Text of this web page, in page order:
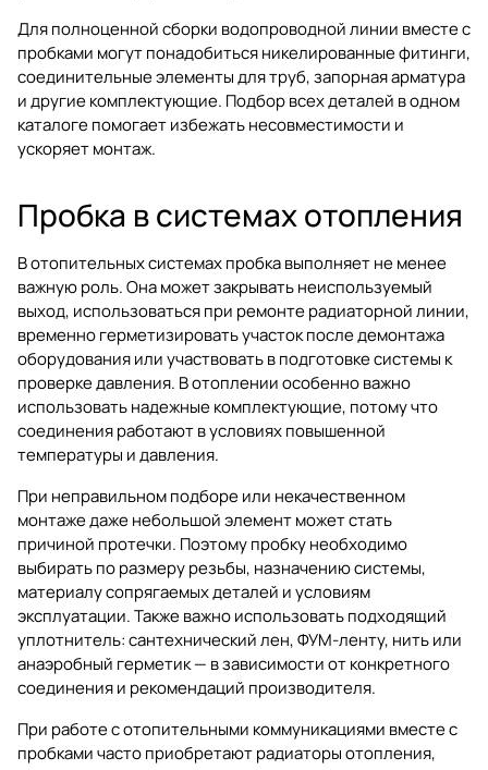
Для полноценной сборки водопроводной линии вместе с
пробками могут понадобитьсяникелированные фитинги,
соединительные элементы для труб,запорная арматура
и другие комплектующие. Подбор всех деталей в одном
каталоге помогает избежать несовместимости и
ускоряет монтаж.
Пробка в системах отопления
В отопительных системах пробка выполняет не менее
важную роль. Она может закрывать неиспользуемый
выход, использоваться при ремонте радиаторной линии,
временно герметизировать участок после демонтажа
оборудования или участвовать в подготовке системы к
проверке давления. В отоплении особенно важно
использовать надежные комплектующие, потому что
соединения работают в условиях повышенной
температуры и давления.
При неправильном подборе или некачественном
монтаже даже небольшой элемент может стать
причиной протечки. Поэтому пробку необходимо
выбирать по размеру резьбы, назначению системы,
материалу сопрягаемых деталей и условиям
эксплуатации. Также важно использовать подходящий
уплотнитель: сантехнический лен, ФУМ-ленту, нить или
анаэробный герметик — в зависимости от конкретного
соединения и рекомендаций производителя.
При работе с отопительными коммуникациями вместе с
пробками часто приобретаютрадиаторы отопления,